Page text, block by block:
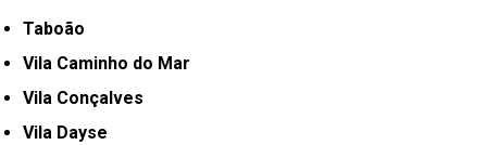
Taboão
Vila Caminho do Mar
Vila Conçalves
Vila Dayse